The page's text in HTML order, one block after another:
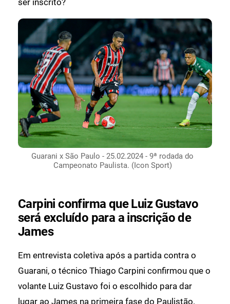
ser inscrito?
Guarani x São Paulo - 25.02.2024 - 9ª rodada do
Campeonato Paulista. (Icon Sport)
Carpini confirma que Luiz Gustavo
será excluído para a inscrição de
James
Em entrevista coletiva após a partida contra o
Guarani, o técnico Thiago Carpini confirmou que o
volante Luiz Gustavo foi o escolhido para dar
lugar ao James na primeira fase do Paulistão.